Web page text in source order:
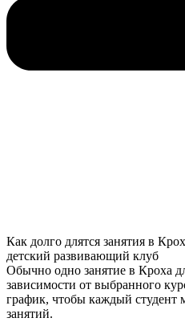
Как долго длятся занятия в
детский развивающий клуб
Обычно одно занятие в Кроха
зависимости от выбранного
график, чтобы каждый студент
занятий.